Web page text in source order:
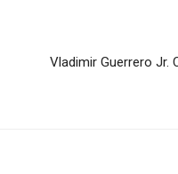
Vladimir Guerrero Jr.